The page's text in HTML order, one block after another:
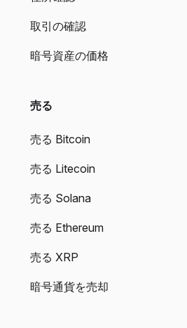
取引の確認
暗号資産の価格
売る
売る Bitcoin
売る Litecoin
売る Solana
売る Ethereum
売る XRP
暗号通貨を売却